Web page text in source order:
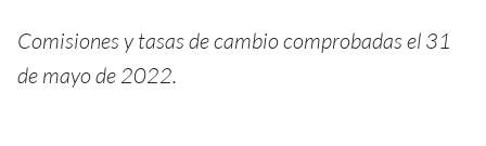
Comisiones y tasas de cambio comprobadas el 31
de mayo de 2022.